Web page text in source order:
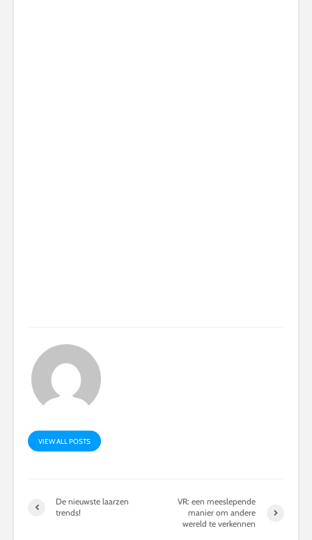
VIEW ALL POSTS
De nieuwste laarzen
trends!
VR: een meeslepende
manier om andere
wereld te verkennen